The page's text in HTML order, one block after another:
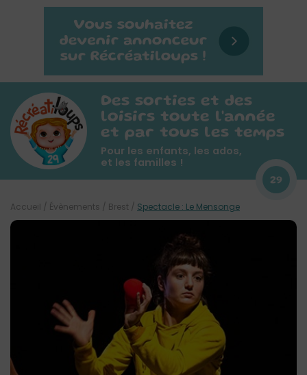
Des sorties et des
loisirs toute l'année
et par tous les temps
Pour les enfants, les ados,
et les familles !
29
Accueil / Évènements / Brest / Spectacle : Le Mensonge